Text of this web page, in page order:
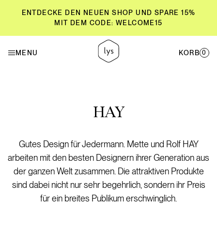
ENTDECKE DEN NEUEN SHOP UND SPARE 15%
MIT DEM CODE: WELCOME15
MENU KORB 0
ENTDECKE DEN NEUEN SHOP UND SPARE 15%
MIT DEM CODE: WELCOME15
HAY
Gutes Design für Jedermann. Mette und Rolf HAY
arbeiten mit den besten Designern ihrer Generation aus
der ganzen Welt zusammen. Die attraktiven Produkte
sind dabei nicht nur sehr begehrlich, sondern ihr Preis
für ein breites Publikum erschwinglich.